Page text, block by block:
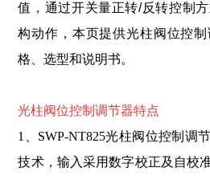
值，通过开关量正转/反转控制
构动作，本页提供光柱阀位控
格、选型和说明书。
光柱阀位控制调节器特点
1、SWP-NT825光柱阀位控制调
技术，输入采用数字校正及自校